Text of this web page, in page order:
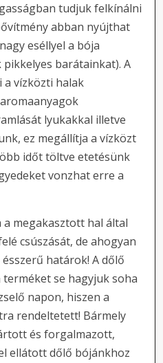
tudjuk felkínálni
abban nyújthat
eséllyel a bója
barátainkat). A
a vízközti halak
lyukakkal illetve
ez megállítja a vízközt
időt töltve etetésünk
vonzhat erre a
megakasztott hal által
csúszását, de ahogyan
határok! A dőlő
se hagyjuk soha
napon, hiszen a
rendeltetett! Bármely
és forgalmazott,
ellátott dőlő bójánkhoz